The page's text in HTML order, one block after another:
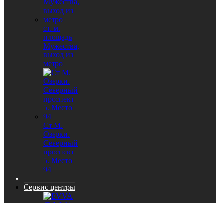
ст. м.
площадь
Мужества,
выход из
метро
Ст М.
Озерки.
Северный
проспект
5. Место
94
Сервис центры